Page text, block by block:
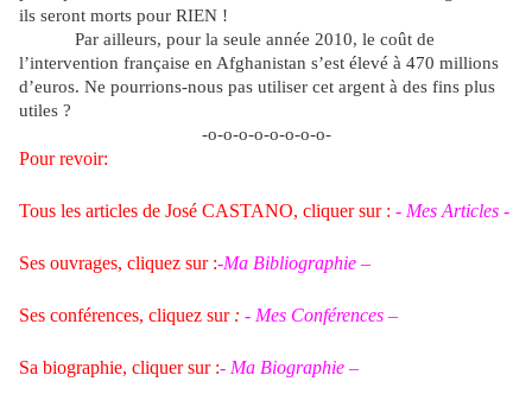
ils seront morts pour RIEN !
Par ailleurs, pour la seule année 2010, le coût de
l’intervention française en Afghanistan s’est élevé à 470 millions
d’euros. Ne pourrions-nous pas utiliser cet argent à des fins plus
utiles ?
-o-o-o-o-o-o-o-o-
Pour revoir:
Tous les articles de José CASTANO, cliquer sur : - Mes Articles -
Ses ouvrages, cliquez sur :-Ma Bibliographie –
Ses conférences, cliquez sur: - Mes Conférences –
Sa biographie, cliquer sur :- Ma Biographie –